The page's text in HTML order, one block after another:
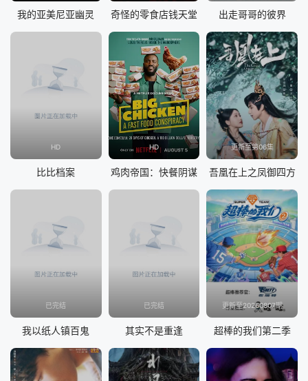
我的亚美尼亚幽灵 奇怪的零食店钱天堂 出走哥哥的彼界
HD
比比档案
HD
鸡肉帝国：快餐阴谋
更新至第06集
吾凰在上之凤御四方
已完结
我以纸人镇百鬼
已完结
其实不是重逢
更新至20260807期
超棒的我们第二季